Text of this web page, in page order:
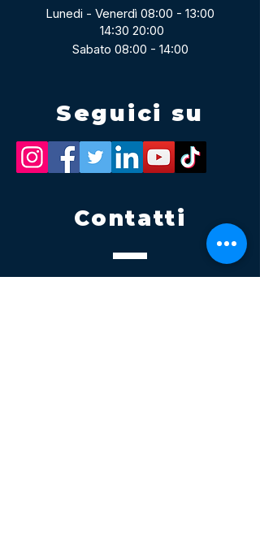
Lunedi - Venerdì 08:00 - 13:00
14:30 20:00
Sabato 08:00 - 14:00
Seguici su
Contatti